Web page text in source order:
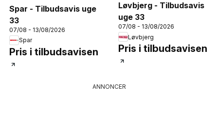
Spar - Tilbudsavis uge
33
07/08 - 13/08/2026
Spar
Pris i tilbudsavisen
Løvbjerg - Tilbudsavis
uge 33
07/08 - 13/08/2026
Løvbjerg
Pris i tilbudsavisen
ANNONCER